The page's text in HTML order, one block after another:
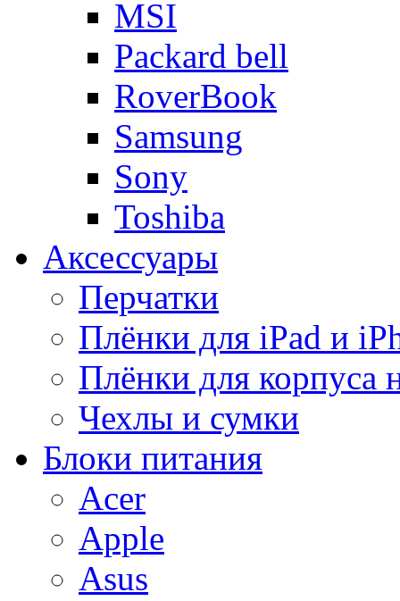
MSI
Packard bell
RoverBook
Samsung
Sony
Toshiba
Аксессуары
Перчатки
Плёнки для iPad и
Плёнки для корпуса
Чехлы и сумки
Блоки питания
Acer
Apple
Asus